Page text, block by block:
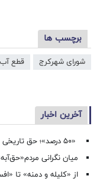
برچسب ها
شورای شهرکرج قطع
آخرین اخبار
«۵۰ درصد»؛ حق تاریخی ایران کجای اسناد ایستاده است؟
میان نگرانی
از «کلیله و دمنه» تا